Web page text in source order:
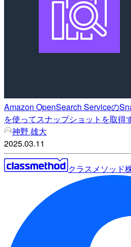
Amazon OpenSearch Serviceの
を使ってスナップショットを取得
神野 雄大
2025.03.11
クラスメソッド